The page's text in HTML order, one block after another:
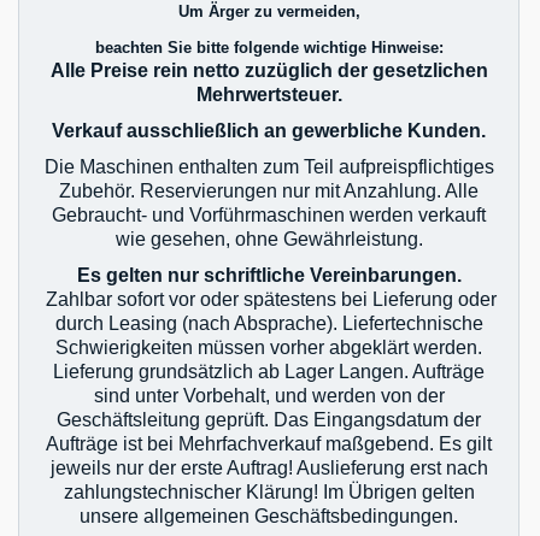
Um Ärger zu vermeiden,
beachten Sie bitte folgende wichtige Hinweise:
Alle Preise rein netto zuzüglich der gesetzlichen
Mehrwertsteuer.
Verkauf ausschließlich an gewerbliche Kunden.
Die Maschinen enthalten zum Teil aufpreispflichtiges
Zubehör. Reservierungen nur mit Anzahlung. Alle
Gebraucht- und Vorführmaschinen werden verkauft
wie gesehen, ohne Gewährleistung.
Es gelten nur schriftliche Vereinbarungen.
Zahlbar sofort vor oder spätestens bei Lieferung oder
durch Leasing (nach Absprache). Liefertechnische
Schwierigkeiten müssen vorher abgeklärt werden.
Lieferung grundsätzlich ab Lager Langen. Aufträge
sind unter Vorbehalt, und werden von der
Geschäftsleitung geprüft. Das Eingangsdatum der
Aufträge ist bei Mehrfachverkauf maßgebend. Es gilt
jeweils nur der erste Auftrag! Auslieferung erst nach
zahlungstechnischer Klärung! Im Übrigen gelten
unsere allgemeinen Geschäftsbedingungen.